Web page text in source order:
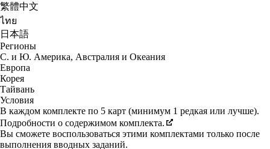
繁體中文
ไทย
日本語
Регионы
С. и Ю. Америка, Австралия и Океания
Европа
Корея
Тайвань
Условия
В каждом комплекте по 5 карт (минимум 1 редкая или лучше).
Подробности о содержимом комплекта.
Вы сможете воспользоваться этими комплектами только после
выполнения вводных заданий.